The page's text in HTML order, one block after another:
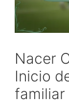
Nacer
Inicio
familiar